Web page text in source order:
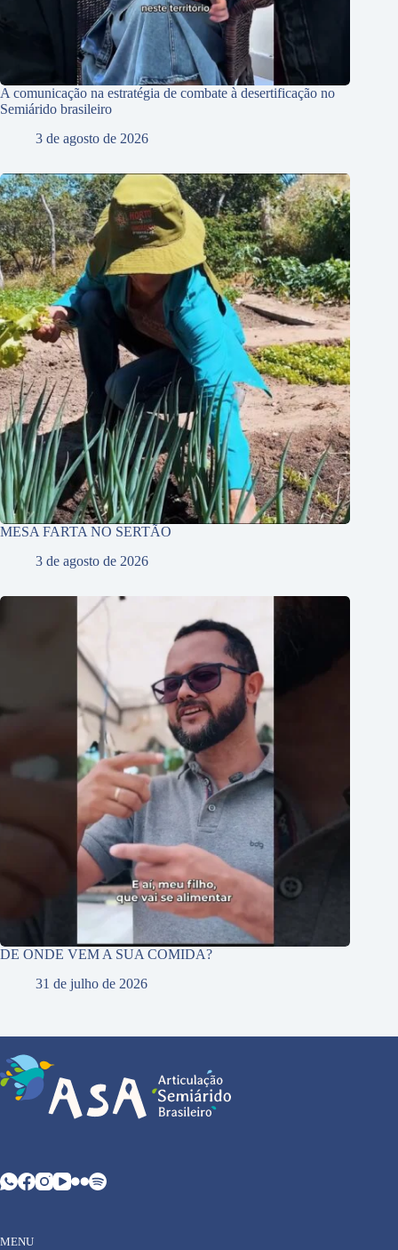
A comunicação na estratégia de combate à desertificação no
Semiárido brasileiro
3 de agosto de 2026
MESA FARTA NO SERTÃO
3 de agosto de 2026
DE ONDE VEM A SUA COMIDA?
31 de julho de 2026
MENU